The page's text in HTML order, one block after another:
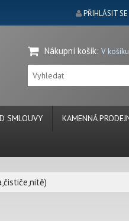
PŘIHLÁSIT SE
Nákupní košík: V
SMLOUVY KAMENNÁ